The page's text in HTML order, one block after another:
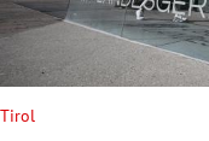
Tirol